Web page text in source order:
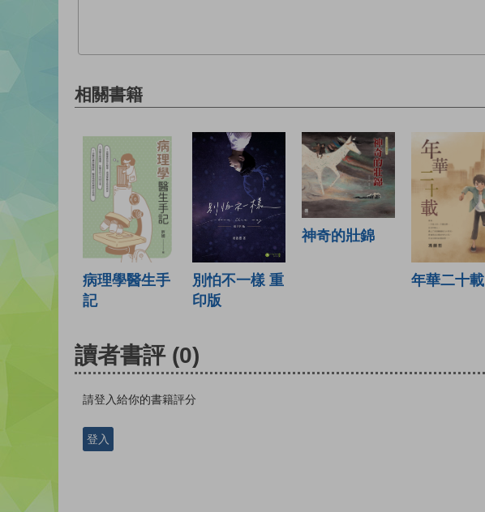
相關書籍
病理學醫生手
記
別怕不一樣 重
印版
神奇的壯錦
年華二十載
讀者書評 (0)
請登入給你的書籍評分
登入